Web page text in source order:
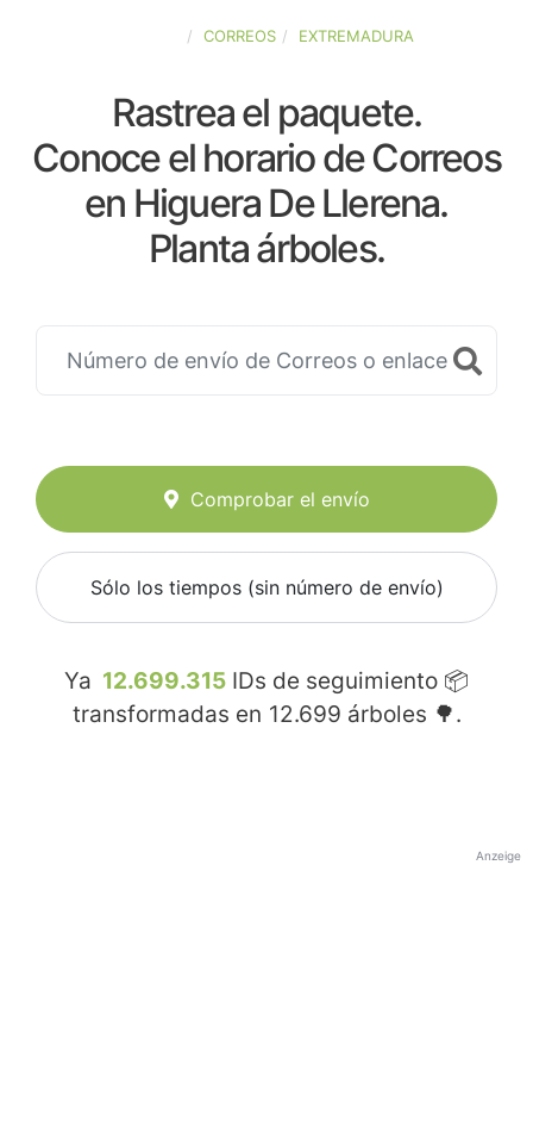
CORREOS EXTREMADURA
Rastrea el paquete.
Conoce el horario de Correos
en Higuera De Llerena.
Planta árboles.
Comprobar el envío
Sólo los tiempos (sin número de envío)
Ya 12.699.315 IDs de seguimiento 📦
transformadas en 12.699 árboles 🌳.
Anzeige